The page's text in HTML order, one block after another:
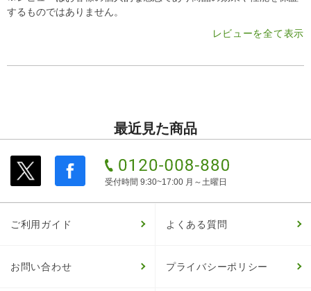
するものではありません。
レビューを全て表示
最近見た商品
受付時間 9:30~17:00 月～土曜日
ご利用ガイド よくある質問
お問い合わせ プライバシーポリシー